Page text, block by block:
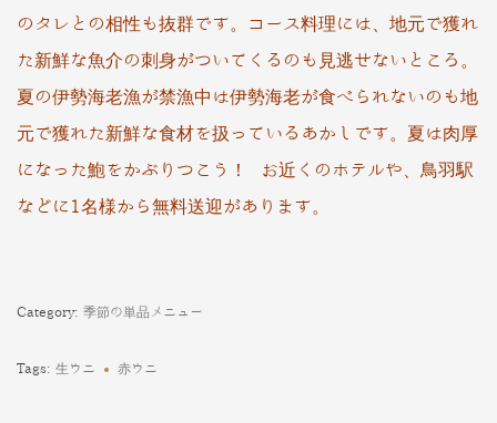
のタレとの相性も抜群です。コース料理には、地元で獲れ
た新鮮な魚介の刺身がついてくるのも見逃せないところ。
夏の伊勢海老漁が禁漁中は伊勢海老が食べられないのも地
元で獲れた新鮮な食材を扱っているあかしです。夏は肉厚
になった鮑をかぶりつこう！ お近くのホテルや、鳥羽駅
などに1名様から無料送迎があります。
Category: 季節の単品メニュー
Tags: 生ウニ 赤ウニ